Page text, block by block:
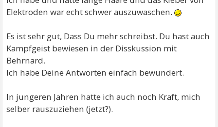
Elektroden war echt schwer auszuwaschen.
Es ist sehr gut, Dass Du mehr schreibst. Du hast auch
Kampfgeist bewiesen in der Disskussion mit
Behrnard.
Ich habe Deine Antworten einfach bewundert.
In jungeren Jahren hatte ich auch noch Kraft, mich
selber rauszuziehen (jetzt?).